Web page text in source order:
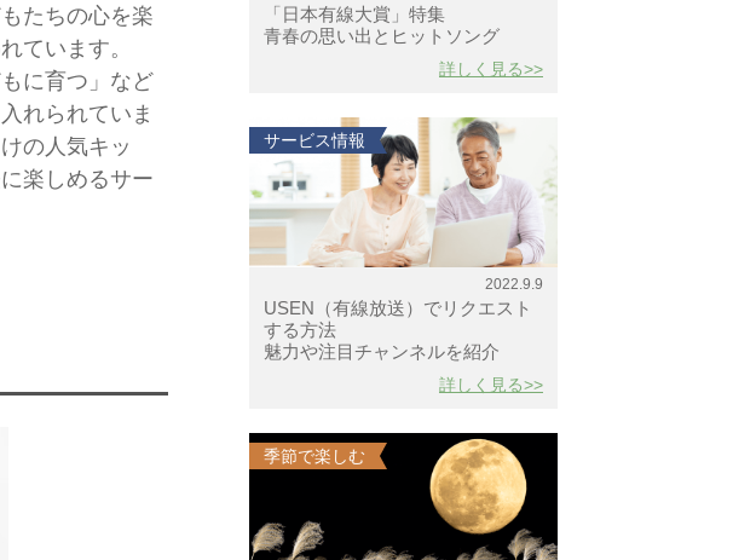
たちの心を楽
ています。
に育つ」など
れられていま
の人気キッ
楽しめるサー
「日本有線大賞」特集
青春の思い出とヒットソング
詳しく見る>>
2022.9.9
USEN（有線放送）でリクエスト
する方法
魅力や注目チャンネルを紹介
詳しく見る>>
サービス情報
季節で楽しむ